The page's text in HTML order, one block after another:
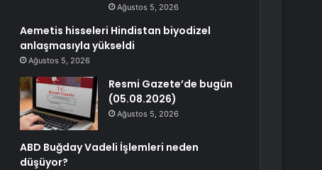
Ağustos 5, 2026
Aemetis hisseleri Hindistan biyodizel
anlaşmasıyla yükseldi
Ağustos 5, 2026
Resmi Gazete’de bugün
(05.08.2026)
Ağustos 5, 2026
ABD Buğday Vadeli İşlemleri neden
düşüyor?